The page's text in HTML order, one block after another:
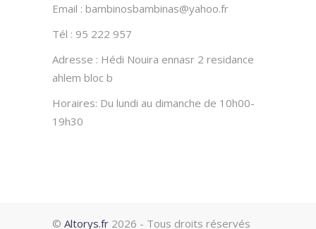
Email : bambinosbambinas@yahoo.fr
Tél : 95 222 957
Adresse : Hédi Nouira ennasr 2 residance
ahlem bloc b
Horaires: Du lundi au dimanche de 10h00-
19h30
© Altorys.fr 2026 - Tous droits réservés